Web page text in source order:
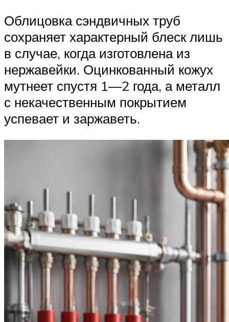
Облицовка сэндвичных труб
сохраняет характерный блеск лишь
в случае, когда изготовлена из
нержавейки. Оцинкованный кожух
мутнеет спустя 1—2 года, а металл
с некачественным покрытием
успевает и заржаветь.